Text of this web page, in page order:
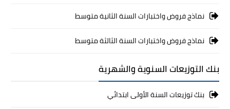
نماذج فروض واختبارات السنة الثانية متوسط
نماذج فروض واختبارات السنة الثالثة متوسط
بنك التوزيعات السنوية والشهرية
بنك توزيعات السنة الأولى ابتدائي